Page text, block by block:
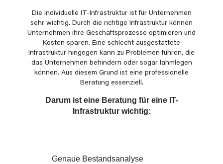
Die individuelle IT-Infrastruktur ist für Unternehmen
sehr wichtig. Durch die richtige Infrastruktur können
Unternehmen ihre Geschäftsprozesse optimieren und
Kosten sparen. Eine schlecht ausgestattete
Infrastruktur hingegen kann zu Problemen führen, die
das Unternehmen behindern oder sogar lahmlegen
können. Aus diesem Grund ist eine professionelle
Beratung essenziell.
Darum ist eine Beratung für eine IT-
Infrastruktur wichtig:
Genaue Bestandsanalyse